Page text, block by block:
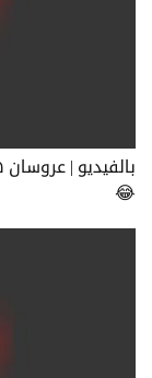
بالفيديو |
😂